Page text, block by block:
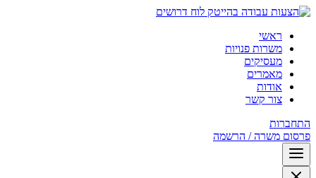
לוח דרושים
ראשי
משרות פנויות
מעסיקים
מאמרים
אודות
צור קשר
התחברות
פרסום משרה / הרשמה